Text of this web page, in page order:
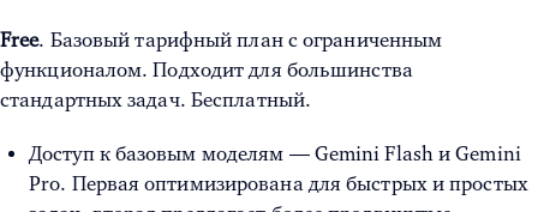
Free. Базовый тарифный план с ограниченным
функционалом. Подходит для большинства
стандартных задач. Бесплатный.
Доступ к базовым моделям — Gemini Flash и Gemini
Pro. Первая оптимизирована для быстрых и простых